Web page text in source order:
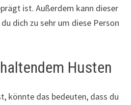
ist. Außerdem kann dieser
dich zu sehr um diese Person
Husten
könnte das bedeuten, dass du